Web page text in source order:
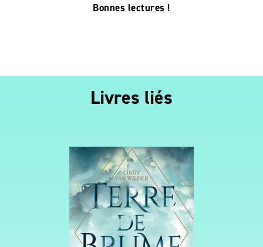
Bonnes lectures !
Livres liés